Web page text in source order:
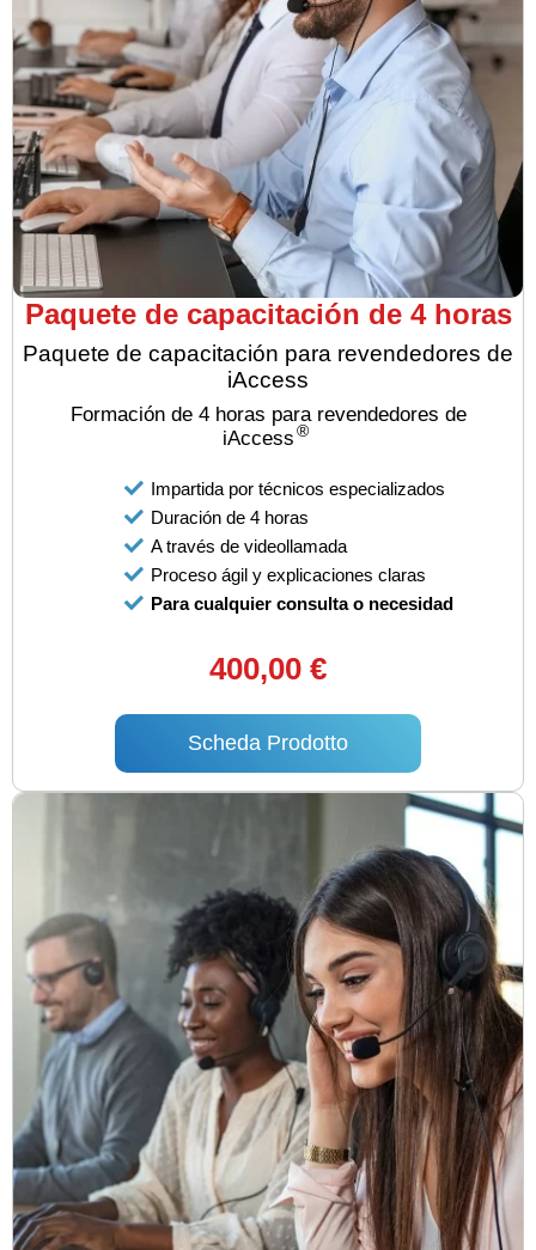
Paquete de capacitación de 4 horas
Paquete de capacitación para revendedores de
iAccess
Formación de 4 horas para revendedores de
iAccess®
Impartida por técnicos especializados
Duración de 4 horas
A través de videollamada
Proceso ágil y explicaciones claras
Para cualquier consulta o necesidad
400,00 €
Scheda Prodotto